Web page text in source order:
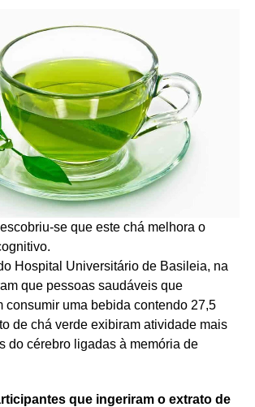
se que este chá melhora o
Hospital Universitário de Basileia, na
que pessoas saudáveis que
consumir uma bebida contendo 27,5
de chá verde exibiram atividade mais
do cérebro ligadas à memória de
que ingeriram o extrato de